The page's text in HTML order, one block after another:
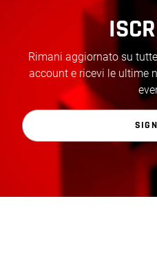
Rimani aggiornato su
account e ricevi le ultime